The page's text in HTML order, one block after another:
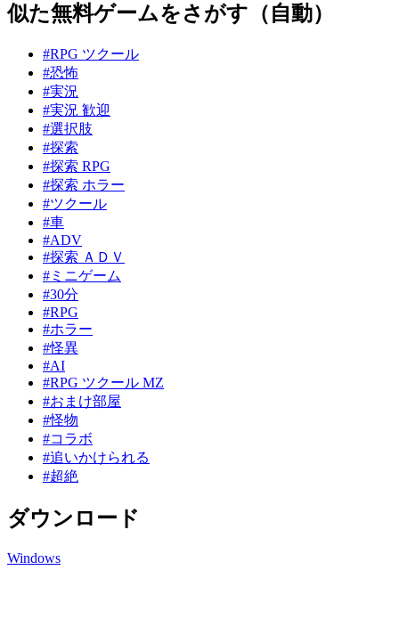
似た無料ゲームをさがす（自動）
#RPG ツクール
#恐怖
#実況
#実況 歓迎
#選択肢
#探索
#探索 RPG
#探索 ホラー
#ツクール
#車
#ADV
#探索 ＡＤＶ
#ミニゲーム
#30分
#RPG
#ホラー
#怪異
#AI
#RPG ツクール MZ
#おまけ部屋
#怪物
#コラボ
#追いかけられる
#超絶
ダウンロード
Windows